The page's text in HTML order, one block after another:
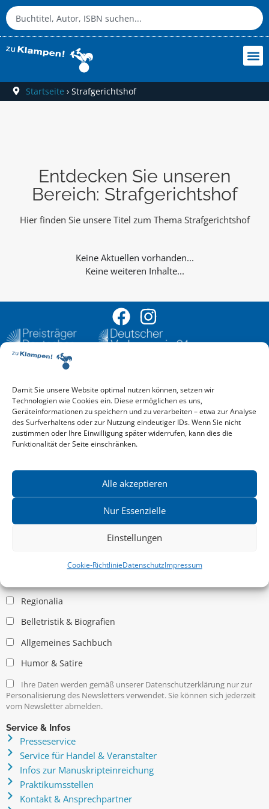
Damit Sie unsere Website optimal nutzen können, setzen wir
Technologien wie Cookies ein. Diese ermöglichen es uns,
Geräteinformationen zu speichern und zu verarbeiten – etwa zur Analyse
des Surfverhaltens oder zur Nutzung eindeutiger IDs. Wenn Sie nicht
zustimmen oder Ihre Einwilligung später widerrufen, kann dies die
Funktionalität der Seite einschränken.
Alle akzeptieren
Nur Essenzielle
Einstellungen
Cookie-RichtlinieDatenschutzImpressum
Startseite › Strafgerichtshof
Entdecken Sie unseren
Bereich: Strafgerichtshof
Hier finden Sie unsere Titel zum Thema Strafgerichtshof
Keine weiteren Inhalte...
Aktuelle Vorschau
Entdecken Sie das aktuelle zu-Klampen!-Verlagsprogramm.
Hier finden Sie die Verlagsvorschau – einfach direkt online
reinlesen oder herunterladen.
Download: Vorschau zu Klampen! Herbst 2026
Mehr aktuelle Vorschauen ansehen
News zu aktuellen Neuheiten und Nachrichten im zu Klampen!
Verlag – jederzeit wieder abbestellbar.
Kritische Theorie / Philosophie
Regionalia
Belletristik & Biografien
Allgemeines Sachbuch
Humor & Satire
Ihre Daten werden gemäß unserer Datenschutzerklärung nur zur
Personalisierung des Newsletters verwendet. Sie können sich jederzeit
vom Newsletter abmelden.
Service & Infos
Presseservice
Service für Handel & Veranstalter
Infos zur Manuskripteinreichung
Praktikumsstellen
Kontakt & Ansprechpartner